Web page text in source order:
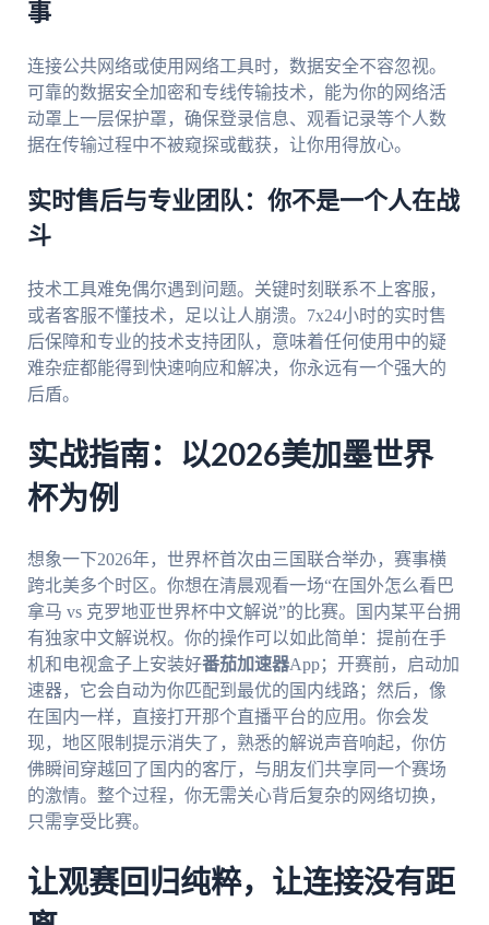
事
连接公共网络或使用网络工具时，数据安全不容忽视。
可靠的数据安全加密和专线传输技术，能为你的网络活
动罩上一层保护罩，确保登录信息、观看记录等个人数
据在传输过程中不被窥探或截获，让你用得放心。
实时售后与专业团队：你不是一个人在战
斗
技术工具难免偶尔遇到问题。关键时刻联系不上客服，
或者客服不懂技术，足以让人崩溃。7x24小时的实时售
后保障和专业的技术支持团队，意味着任何使用中的疑
难杂症都能得到快速响应和解决，你永远有一个强大的
后盾。
实战指南：以2026美加墨世界
杯为例
想象一下2026年，世界杯首次由三国联合举办，赛事横
跨北美多个时区。你想在清晨观看一场“在国外怎么看巴
拿马 vs 克罗地亚世界杯中文解说”的比赛。国内某平台拥
有独家中文解说权。你的操作可以如此简单：提前在手
机和电视盒子上安装好番茄加速器App；开赛前，启动加
速器，它会自动为你匹配到最优的国内线路；然后，像
在国内一样，直接打开那个直播平台的应用。你会发
现，地区限制提示消失了，熟悉的解说声音响起，你仿
佛瞬间穿越回了国内的客厅，与朋友们共享同一个赛场
的激情。整个过程，你无需关心背后复杂的网络切换，
只需享受比赛。
让观赛回归纯粹，让连接没有距